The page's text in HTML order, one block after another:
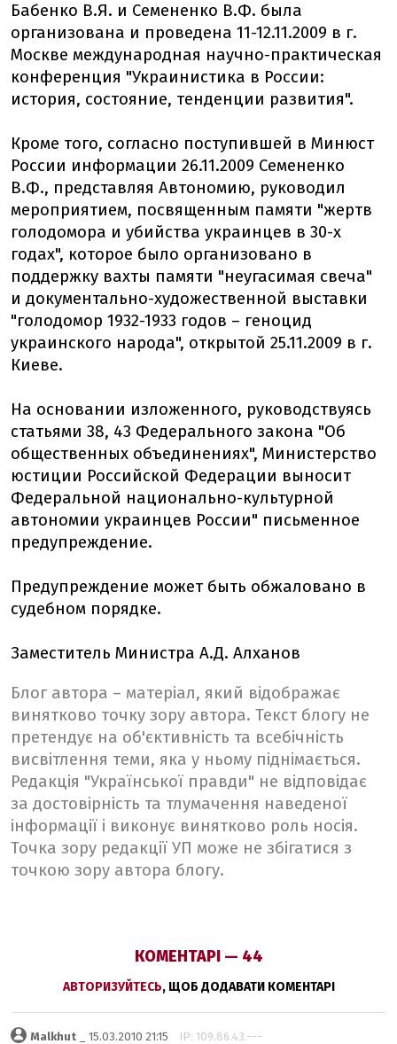
Бабенко В.Я. и Семененко В.Ф. была
организована и проведена 11-12.11.2009 в г.
Москве международная научно-практическая
конференция "Украинистика в России:
история, состояние, тенденции развития".
Кроме того, согласно поступившей в Минюст
России информации 26.11.2009 Семененко
В.Ф., представляя Автономию, руководил
мероприятием, посвященным памяти "жертв
голодомора и убийства украинцев в 30-х
годах", которое было организовано в
поддержку вахты памяти "неугасимая свеча"
и документально-художественной выставки
"голодомор 1932-1933 годов – геноцид
украинского народа", открытой 25.11.2009 в г.
Киеве.
На основании изложенного, руководствуясь
статьями 38, 43 Федерального закона "Об
общественных объединениях", Министерство
юстиции Российской Федерации выносит
Федеральной национально-культурной
автономии украинцев России" письменное
предупреждение.
Предупреждение может быть обжаловано в
судебном порядке.
Заместитель Министра А.Д. Алханов
Блог автора – матеріал, який відображає
винятково точку зору автора. Текст блогу не
претендує на об'єктивність та всебічність
висвітлення теми, яка у ньому піднімається.
Редакція "Української правди" не відповідає
за достовірність та тлумачення наведеної
інформації і виконує винятково роль носія.
Точка зору редакції УП може не збігатися з
точкою зору автора блогу.
КОМЕНТАРІ — 44
АВТОРИЗУЙТЕСЬ, ЩОБ ДОДАВАТИ КОМЕНТАРІ
Malkhut _ 15.03.2010 21:15 IP: 109.86.43.---